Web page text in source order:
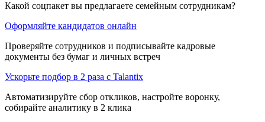
Какой соцпакет вы предлагаете семейным сотрудникам?
Оформляйте кандидатов онлайн
Проверяйте сотрудников и подписывайте кадровые
документы без бумаг и личных встреч
Ускорьте подбор в 2 раза с Talantix
Автоматизируйте сбор откликов, настройте воронку,
собирайте аналитику в 2 клика